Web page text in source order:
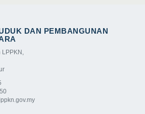
DAN PEMBANGUNAN
LPPKN,